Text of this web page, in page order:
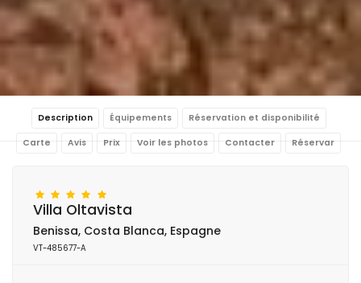
Description Équipements Réservation et disponibilité
Carte Avis Prix Voir les photos Contacter Réservar
Villa Oltavista
Benissa, Costa Blanca, Espagne
VT-485677-A